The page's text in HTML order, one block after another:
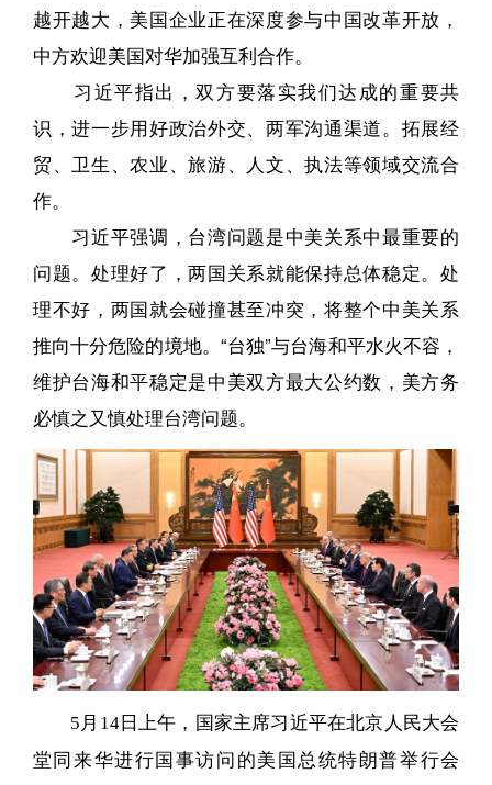
越开越大，美国企业正在深度参与中国改革开放，
中方欢迎美国对华加强互利合作。
习近平指出，双方要落实我们达成的重要共
识，进一步用好政治外交、两军沟通渠道。拓展经
贸、卫生、农业、旅游、人文、执法等领域交流合
作。
习近平强调，台湾问题是中美关系中最重要的
问题。处理好了，两国关系就能保持总体稳定。处
理不好，两国就会碰撞甚至冲突，将整个中美关系
推向十分危险的境地。“台独”与台海和平水火不容，
维护台海和平稳定是中美双方最大公约数，美方务
必慎之又慎处理台湾问题。
5月14日上午，国家主席习近平在北京人民大会
堂同来华进行国事访问的美国总统特朗普举行会